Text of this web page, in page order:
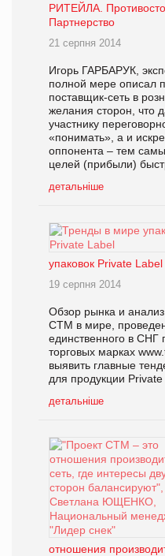
РИТЕЙЛА.
Партнерство
21 серпня 2014
Игорь ГАРБАРУК,
полной мере описал
поставщик-сеть в
желания сторон, что
участнику
«понимать», а и
оппонента – тем
целей (прибыли)
детальніше
упаковок Private Label
19 серпня 2014
Обзор рынка и
СТМ в мире,
единственного в СНГ
торговых марках
выявить главные
для продукции
детальніше
отношения